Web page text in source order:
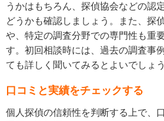
うかはもちろん、探偵協会などの認
どうかも確認しましょう。また、探
や、特定の調査分野での専門性も重
す。初回相談時には、過去の調査事
ても詳しく聞いてみるとよいでしょう
口コミと実績をチェックする
個人探偵の信頼性を判断する上で、